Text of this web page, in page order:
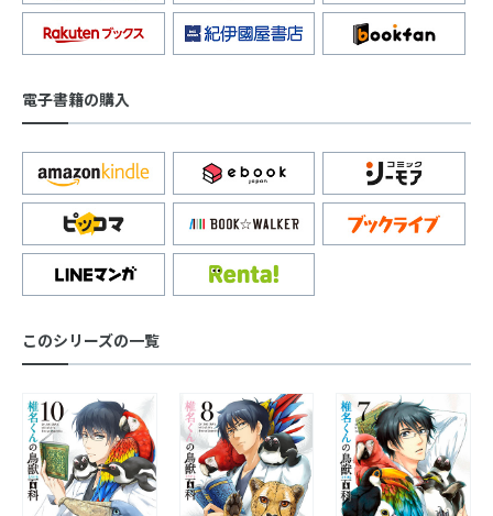
電子書籍の購入
このシリーズの一覧